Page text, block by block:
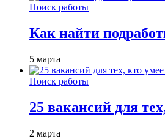
Поиск работы
Как найти
5 марта
Поиск работы
25 вакансий для
2 марта